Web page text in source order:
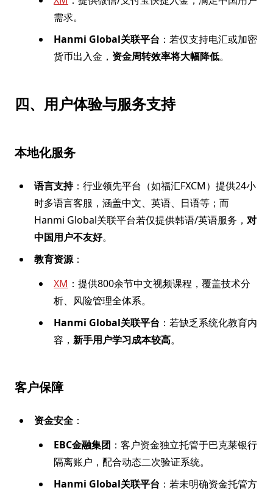
需求。
Hanmi Global关联平台 ：若仅支持电汇或加密
货币出入金， 资金周转效率将大幅降低。
四、用户体验与服务支持
本地化服务
语言支持：行业领先平台（如福汇FXCM）提供24小
时多语言客服，涵盖中文、英语、日语等；而
Hanmi Global关联平台若仅提供韩语/英语服务， 对
中国用户不友好。
教育资源：
XM ：提供800余节中文视频课程，覆盖技术分
析、风险管理全体系。
Hanmi Global关联平台 ：若缺乏系统化教育内
容， 新手用户学习成本较高。
客户保障
资金安全 ：
EBC金融集团 ：客户资金独立托管于巴克莱银行
隔离账户，配合动态二次验证系统。
Hanmi Global关联平台 ：若未明确资金托管方